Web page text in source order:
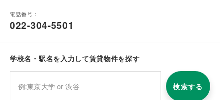
電話番号：
022-304-5501
学校名・駅名を入力して賃貸物件を探す
検索する